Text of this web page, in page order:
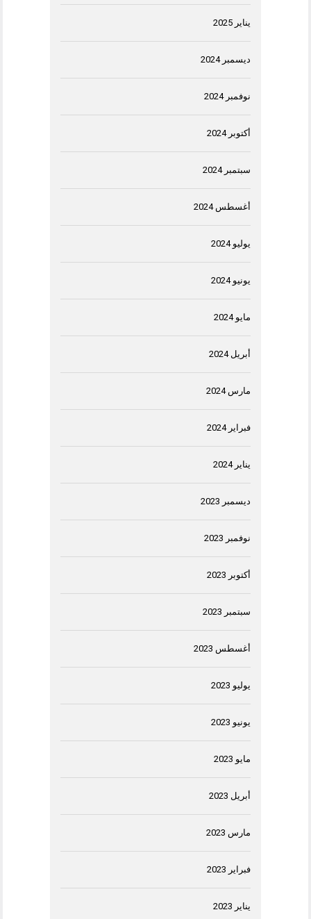
يناير 2025
ديسمبر 2024
نوفمبر 2024
أكتوبر 2024
سبتمبر 2024
أغسطس 2024
يوليو 2024
يونيو 2024
مايو 2024
أبريل 2024
مارس 2024
فبراير 2024
يناير 2024
ديسمبر 2023
نوفمبر 2023
أكتوبر 2023
سبتمبر 2023
أغسطس 2023
يوليو 2023
يونيو 2023
مايو 2023
أبريل 2023
مارس 2023
فبراير 2023
يناير 2023